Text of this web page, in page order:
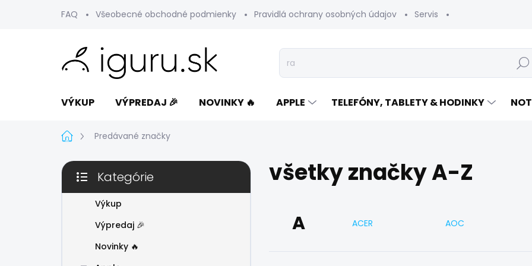
FAQ Všeobecné obchodné podmienky Pravidlá ochrany osobných údajov Servis
Hľadať
VÝKUP VÝPREDAJ 🎉 NOVINKY 🔥 APPLE TELEFÓNY, TABLETY & HODINKY
DomovPredávané značky
B
č
Preskočiť
kategórie
Kategórie
Výkup
Výpredaj 🎉
Novinky 🔥
všetky značky A-Z
A ACER AOC